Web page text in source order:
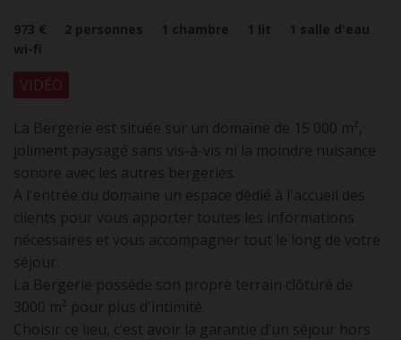
973 € 2 personnes 1 chambre 1 lit 1 salle d'eau
wi-fi
VIDÉO
La Bergerie est située sur un domaine de 15 000 m²,
joliment paysagé sans vis-à-vis ni la moindre nuisance
sonore avec les autres bergeries.
A l'entrée du domaine un espace dédié à l'accueil des
clients pour vous apporter toutes les informations
nécessaires et vous accompagner tout le long de votre
séjour.
La Bergerie possède son propre terrain clôturé de
3000 m² pour plus d'intimité.
Choisir ce lieu, c’est avoir la garantie d’un séjour hors